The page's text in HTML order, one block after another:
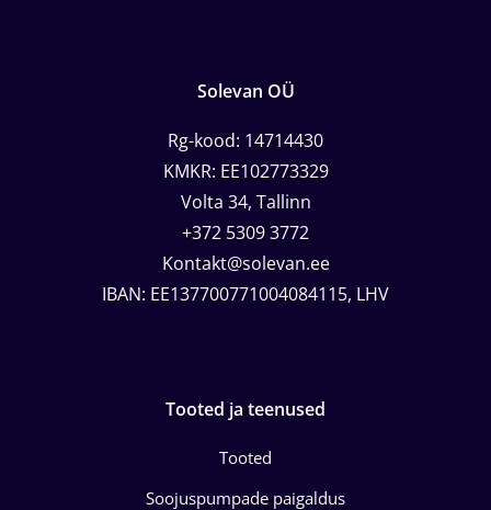
Solevan OÜ
Rg-kood: 14714430
KMKR: EE102773329
Volta 34, Tallinn
+372 5309 3772
Kontakt@solevan.ee
IBAN: EE137700771004084115, LHV
Tooted ja teenused
Tooted
Soojuspumpade paigaldus